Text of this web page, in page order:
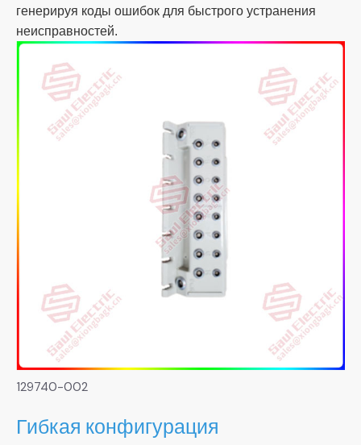
генерируя коды ошибок для быстрого устранения
неисправностей.
129740-002
Гибкая конфигурация